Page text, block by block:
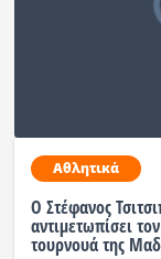
Αθλητικά
Ο Στέφανος
αντιμετωπίσει
τουρνουά της